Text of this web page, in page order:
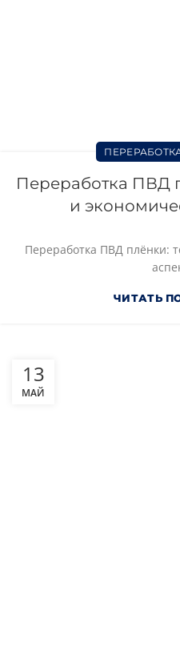
Переработка ПВД
и
Переработка ПВД плёнки:
ЧИТАТЬ
13
МАЙ